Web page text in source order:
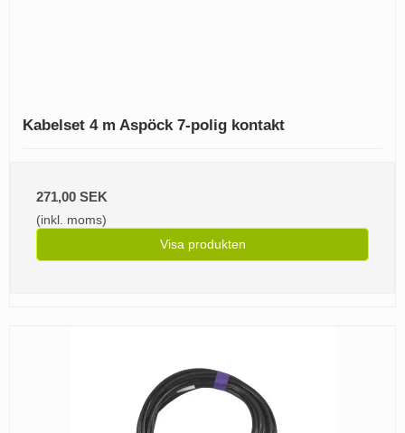
Kabelset 4 m Aspöck 7-polig kontakt
271,00 SEK
(inkl. moms)
Visa produkten